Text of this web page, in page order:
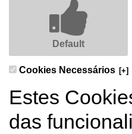
Default
Cookies Necessários [+]
Estes
das